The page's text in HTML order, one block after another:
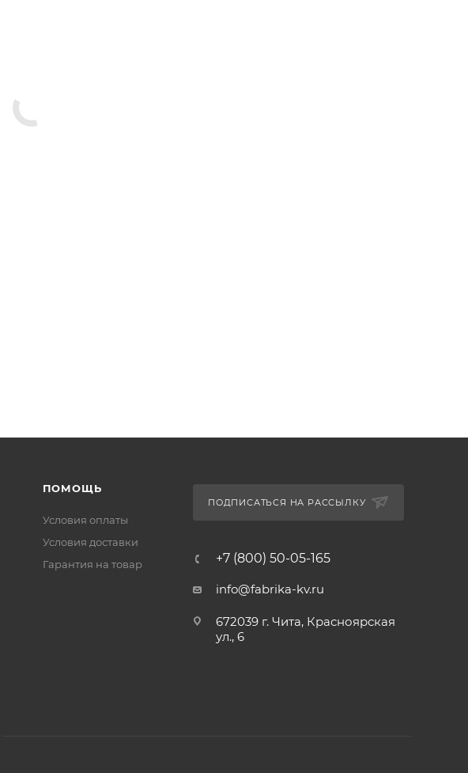
ПОМОЩЬ
Условия оплаты
Условия доставки
Гарантия на товар
ПОДПИСАТЬСЯ НА РАССЫЛКУ
+7 (800) 50-05-165
info@fabrika-kv.ru
672039 г. Чита, Красноярская
ул., 6